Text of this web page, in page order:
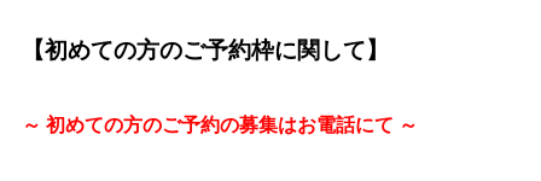
【初めての方のご予約枠に関して】
～ 初めての方のご予約の募集はお電話にて ～